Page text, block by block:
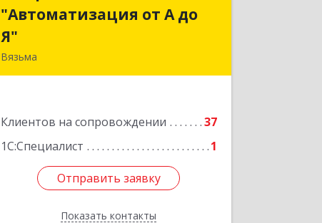
"Автоматизация от А до
Я"
Вязьма
Клиентов на сопровождении
37
1С:Специалист
1
Отправить заявку
Показать контакты
"Автоматизация от А до
Подробнее
Отправить заявку
Назад